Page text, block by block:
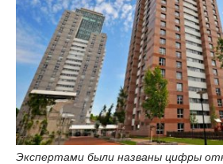
Экспертами были названы цифры